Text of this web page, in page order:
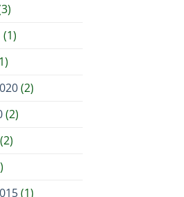
(1)
(2)
(2)
(1)